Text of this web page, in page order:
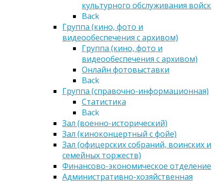
культурного обслуживания войск
Back
Группа (кино, фото и
видеообеспечения с архивом)
Группа (кино, фото и
видеообеспечения с архивом)
Онлайн фотовыставки
Back
Группа (справочно-информационная)
Статистика
Back
Зал (военно-исторический)
Зал (киноконцертный с фойе)
Зал (офицерских собраний, воинских и
семейных торжеств)
Финансово-экономическое отделение
Административно-хозяйственная